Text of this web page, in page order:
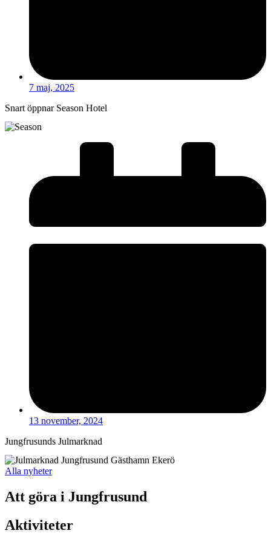
7 maj, 2025
Snart öppnar Season Hotel
13 november, 2024
Jungfrusunds Julmarknad
Alla nyheter
Att göra i Jungfrusund
Aktiviteter